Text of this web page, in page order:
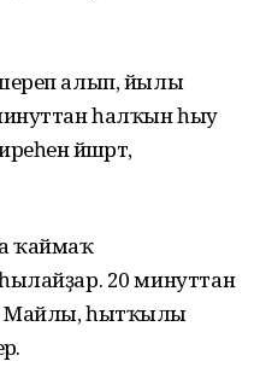
алып, йылы
һалҡын һыу
йәшәртә,
ҡаймаҡ
20 минуттан
Майлы, һытҡылы